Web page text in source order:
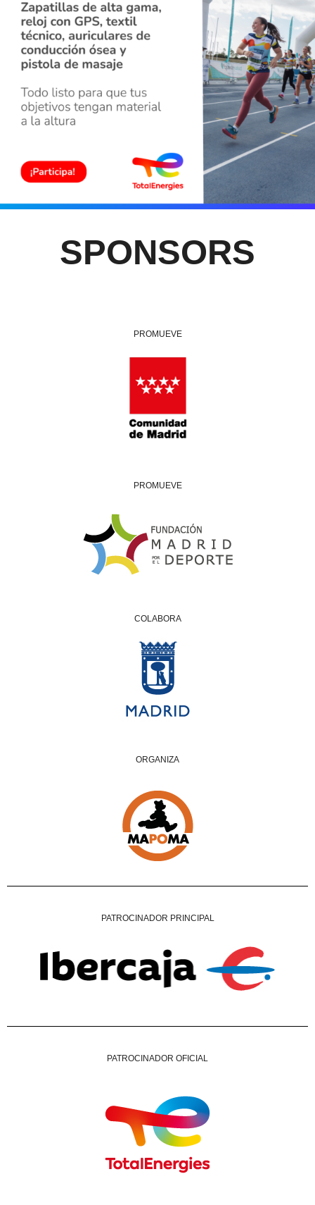
SPONSORS
PROMUEVE
PROMUEVE
COLABORA
ORGANIZA
PATROCINADOR PRINCIPAL
PATROCINADOR OFICIAL